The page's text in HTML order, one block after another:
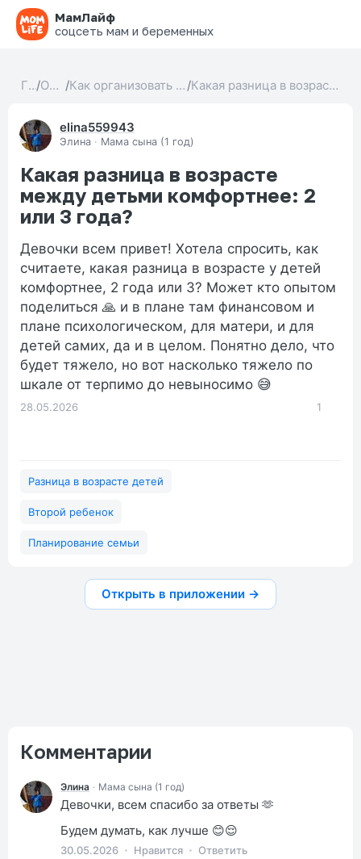
МамЛайф
соцсеть мам и беременных
Главная/ Образ жизни / Как организовать прогулки с детьми разного возраста / Какая разница в возрасте между детьми комфортнее: 2 или 3 года?
elina559943
Элина · Мама сына (1 год)
Какая разница в возрасте
между детьми комфортнее: 2
или 3 года?
Девочки всем привет! Хотела спросить, как
считаете, какая разница в возрасте у детей
комфортнее, 2 года или 3? Может кто опытом
поделиться 🙏 и в плане там финансовом и
плане психологическом, для матери, и для
детей самих, да и в целом. Понятно дело, что
будет тяжело, но вот насколько тяжело по
шкале от терпимо до невыносимо 😅
28.05.2026 1
Разница в возрасте детей
Второй ребенок
Планирование семьи
Открыть в приложении →
Комментарии
Элина · Мама сына (1 год)
Девочки, всем спасибо за ответы 🫶
Будем думать, как лучше 😊😌
30.05.2026 Нравится Ответить